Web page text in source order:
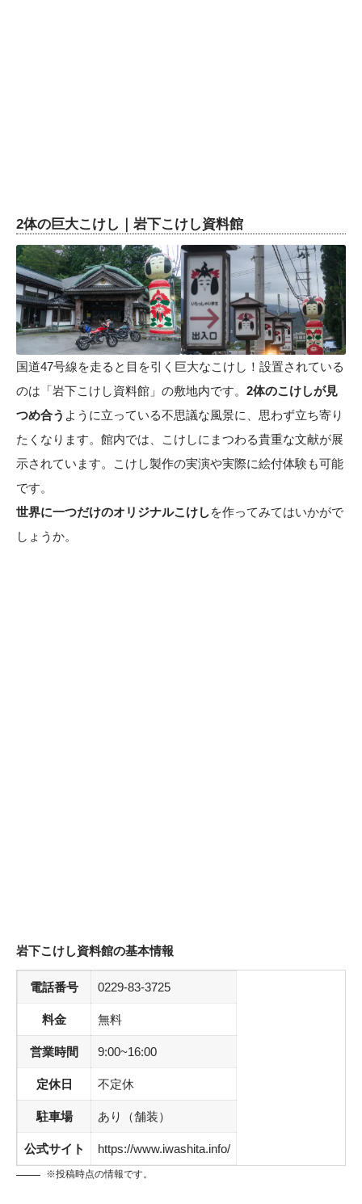
2体の巨大こけし｜岩下こけし資料館
国道47号線を走ると目を引く巨大なこけし！設置されている
のは「岩下こけし資料館」の敷地内です。 2体のこけしが見
つめ合う ように立っている不思議な風景に、思わず立ち寄り
たくなります。館内では、こけしにまつわる貴重な文献が展
示されています。こけし製作の実演や実際に絵付体験も可能
です。
世界に一つだけのオリジナルこけしを作ってみてはいかがで
しょうか。
岩下こけし資料館の基本情報
電話番号 0229-83-3725
料金 無料
営業時間 9:00~16:00
定休日 不定休
駐車場 あり（舗装）
公式サイト https://www.iwashita.info/
※投稿時点の情報です。